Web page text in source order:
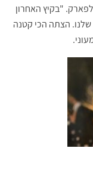
ביותר לפארק. "בקיץ האחרון
שלנו. הצתה הכי קטנה